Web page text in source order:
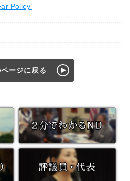
Policy’
ージに戻る